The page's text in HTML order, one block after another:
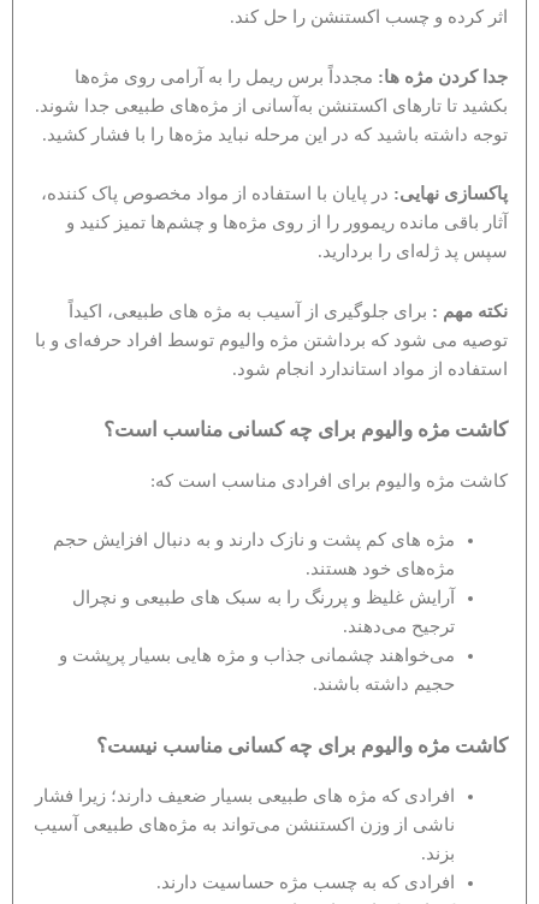
اثر کرده و چسب اکستنشن را حل کند.
جدا کردن مژه ‌ها: مجدداً برس ریمل را به آرامی روی مژه‌ها
بکشید تا تارهای اکستنشن به‌آسانی از مژه‌های طبیعی جدا شوند.
توجه داشته باشید که در این مرحله نباید مژه‌ها را با فشار کشید.
پاکسازی نهایی: در پایان با استفاده از مواد مخصوص پاک کننده،
آثار باقی مانده ریموور را از روی مژه‌ها و چشم‌ها تمیز کنید و
سپس پد ژله‌ای را بردارید.
نکته مهم : برای جلوگیری از آسیب به مژه های طبیعی، اکیداً
توصیه می شود که برداشتن مژه والیوم توسط افراد حرفه‌ای و با
استفاده از مواد استاندارد انجام شود.
کاشت مژه والیوم برای چه کسانی مناسب است؟
کاشت مژه والیوم برای افرادی مناسب است که:
مژه های کم پشت و نازک دارند و به دنبال افزایش حجم
مژه‌های خود هستند.
آرایش غلیظ و پررنگ را به سبک های طبیعی و نچرال
ترجیح می‌دهند.
می‌خواهند چشمانی جذاب و مژه هایی بسیار پرپشت و
حجیم داشته باشند.
کاشت مژه والیوم برای چه کسانی مناسب نیست؟
افرادی که مژه های طبیعی بسیار ضعیف دارند؛ زیرا فشار
ناشی از وزن اکستنشن می‌تواند به مژه‌های طبیعی آسیب
بزند.
افرادی که به چسب مژه حساسیت دارند.